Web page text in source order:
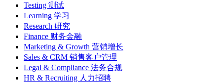
Testing 测试
Learning 学习
Research 研究
Finance 财务金融
Marketing & Growth 营销增长
Sales & CRM 销售客户管理
Legal & Compliance 法务合规
HR & Recruiting 人力招聘